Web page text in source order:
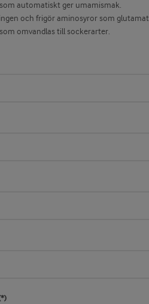
automatiskt ger umamismak.
och frigör aminosyror som glutamat.
omvandlas till sockerarter.